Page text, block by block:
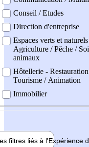
Conseil / Etudes
Direction d'entreprise
Espaces verts et
Agriculture / Pêche /
animaux
Hôtellerie -
Tourisme / Animation
Immobilier
filtres liés à l'Expérience